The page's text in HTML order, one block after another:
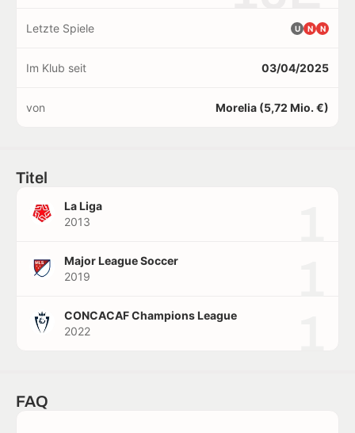
Letzte Spiele U N N
Im Klub seit 03/04/2025
von Morelia (5,72 Mio. €)
Titel
La Liga
2013
Major League Soccer
2019
CONCACAF Champions League
2022
FAQ